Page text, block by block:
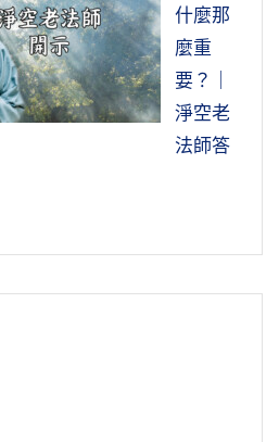
什麼那
麼重
要？｜
淨空老
法師答